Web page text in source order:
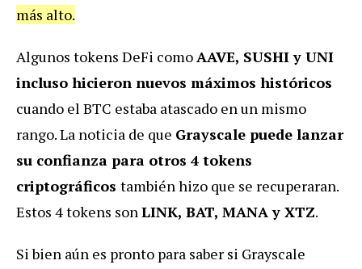
más alto.
Algunos tokens DeFi comoAAVE, SUSHI y UNI
incluso hicieron nuevos máximos históricos
cuando el BTC estaba atascado en un mismo
rango. La noticia de que Grayscale puede lanzar
su confianza para otros 4 tokens
criptográficos también hizo que se recuperaran.
Estos 4 tokens sonLINK, BAT, MANA y XTZ.
Si bien aún es pronto para saber si Grayscale